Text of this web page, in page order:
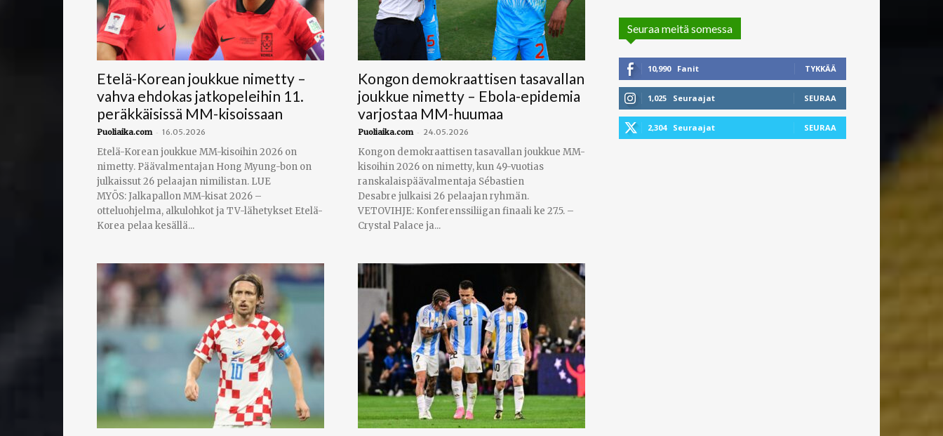
Etelä-Korean joukkue nimetty –
vahva ehdokas jatkopeleihin 11.
peräkkäisissä MM-kisoissaan
Puoliaika.com - 16.05.2026
Etelä-Korean joukkue MM-kisoihin 2026 on
nimetty. Päävalmentajan Hong Myung-bon on
julkaissut 26 pelaajan nimilistan. LUE
MYÖS: Jalkapallon MM-kisat 2026 –
otteluohjelma, alkulohkot ja TV-lähetykset Etelä-
Korea pelaa kesällä...
Kongon demokraattisen tasavallan
joukkue nimetty – Ebola-epidemia
varjostaa MM-huumaa
Puoliaika.com - 24.05.2026
Kongon demokraattisen tasavallan joukkue MM-
kisoihin 2026 on nimetty, kun 49-vuotias
ranskalaispäävalmentaja Sébastien
Desabre julkaisi 26 pelaajan ryhmän.
VETOVIHJE: Konferenssiliigan finaali ke 27.5. –
Crystal Palace ja...
Seuraa meitä somessa
10,990 Fanit TYKKÄÄ
1,025 Seuraajat SEURAA
2,304 Seuraajat SEURAA